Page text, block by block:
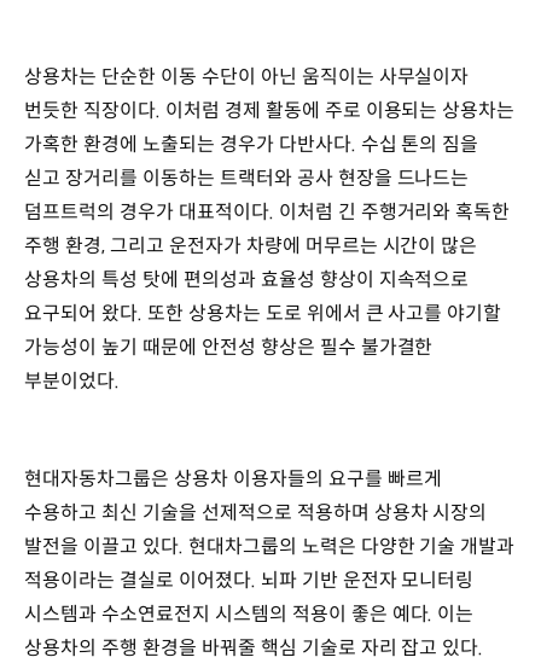
상용차는 단순한 이동 수단이 아닌 움직이는 사무실이자
번듯한 직장이다. 이처럼 경제 활동에 주로 이용되는 상용차는
가혹한 환경에 노출되는 경우가 다반사다. 수십 톤의 짐을
싣고 장거리를 이동하는 트랙터와 공사 현장을 드나드는
덤프트럭의 경우가 대표적이다. 이처럼 긴 주행거리와 혹독한
주행 환경, 그리고 운전자가 차량에 머무르는 시간이 많은
상용차의 특성 탓에 편의성과 효율성 향상이 지속적으로
요구되어 왔다. 또한 상용차는 도로 위에서 큰 사고를 야기할
가능성이 높기 때문에 안전성 향상은 필수 불가결한
부분이었다.
현대자동차그룹은 상용차 이용자들의 요구를 빠르게
수용하고 최신 기술을 선제적으로 적용하며 상용차 시장의
발전을 이끌고 있다. 현대차그룹의 노력은 다양한 기술 개발과
적용이라는 결실로 이어졌다. 뇌파 기반 운전자 모니터링
시스템과 수소연료전지 시스템의 적용이 좋은 예다. 이는
상용차의 주행 환경을 바꿔줄 핵심 기술로 자리 잡고 있다.